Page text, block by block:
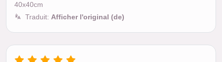
40x40cm
Traduit: Afficher l'original (de)